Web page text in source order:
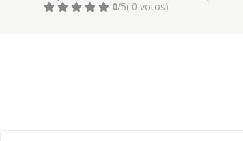
de todo tipo de inmuebles. c)
0/5( 0 votos)